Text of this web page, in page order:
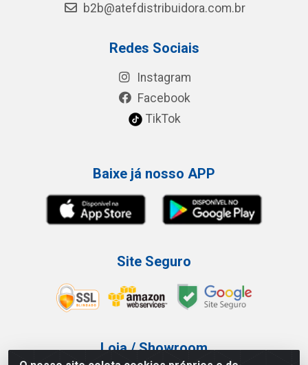
b2b@atefdistribuidora.com.br
Redes Sociais
Instagram
Facebook
TikTok
Baixe já nosso APP
Site Seguro
Loja / Showroom